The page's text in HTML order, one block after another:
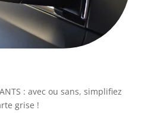
ANTS : avec ou sans, simplifiez
grise !